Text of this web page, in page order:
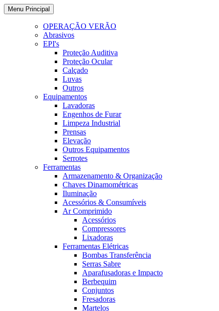
Ir
para
Menu Principal
OPERAÇÃO VERÃO
Abrasivos
EPI's
Proteção Auditiva
Proteção Ocular
Calçado
Luvas
Outros
Equipamentos
Lavadoras
Engenhos de Furar
Limpeza Industrial
Prensas
Elevação
Outros Equipamentos
Serrotes
Ferramentas
Armazenamento & Organização
Chaves Dinamométricas
Iluminação
Acessórios & Consumíveis
Ar Comprimido
Acessórios
Compressores
Lixadoras
Ferramentas Elétricas
Bombas Transferência
Serras Sabre
Aparafusadoras e Impacto
Berbequim
Conjuntos
Fresadoras
Martelos